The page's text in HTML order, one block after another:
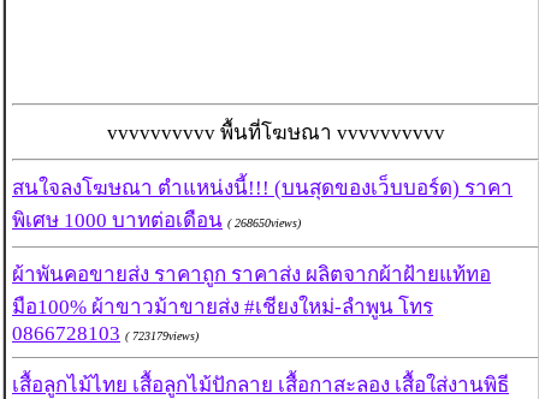
vvvvvvvvvv พื้นที่โฆษณา vvvvvvvvvv
สนใจลงโฆษณา ตำแหน่งนี้!!! (บนสุดของเว็บบอร์ด) ราคา
พิเศษ 1000 บาทต่อเดือน ( 268650views)
ผ้าพันคอขายส่ง ราคาถูก ราคาส่ง ผลิตจากผ้าฝ้ายแท้ทอ
มือ100% ผ้าขาวม้าขายส่ง #เชียงใหม่-ลำพูน โทร
0866728103 ( 723179views)
เสื้อลูกไม้ไทย เสื้อลูกไม้ปักลาย เสื้อกาสะลอง เสื้อใส่งานพิธี